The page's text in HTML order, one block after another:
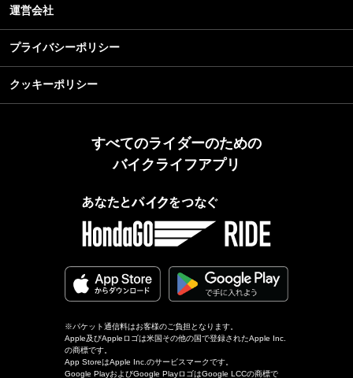
運営会社
プライバシーポリシー
クッキーポリシー
すべてのライダーのための
バイクライフアプリ
※パケット通信料はお客様のご負担となります。
Apple及びAppleロゴは米国その他の国で登録されたApple Inc.
の商標です。
App StoreはApple Inc.のサービスマークです。
Google PlayおよびGoogle PlayロゴはGoogle LCCの商標で